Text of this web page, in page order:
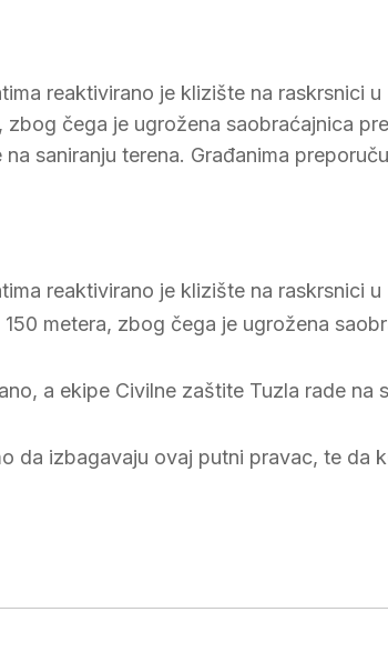
reaktivirano je klizište na raskrsnici
zbog čega je ugrožena saobraćajnica
saniranju terena. Građanima
reaktivirano je klizište na raskrsnici
metera, zbog čega je ugrožena
a ekipe Civilne zaštite Tuzla rade na
da izbagavaju ovaj putni pravac, te da